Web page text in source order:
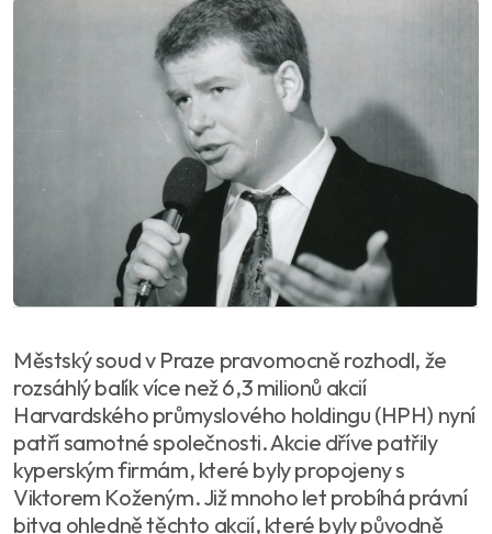
Městský soud v Praze pravomocně rozhodl, že
rozsáhlý balík více než 6,3 milionů akcií
Harvardského průmyslového holdingu (HPH) nyní
patří samotné společnosti. Akcie dříve patřily
kyperským firmám, které byly propojeny s
Viktorem Koženým. Již mnoho let probíhá právní
bitva ohledně těchto akcií, které byly původně